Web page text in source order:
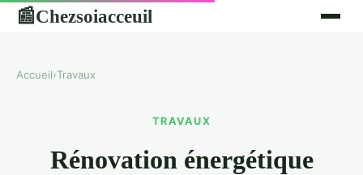
📰Chezsoiacceuil
Accueil›Travaux
TRAVAUX
Rénovation énergétique